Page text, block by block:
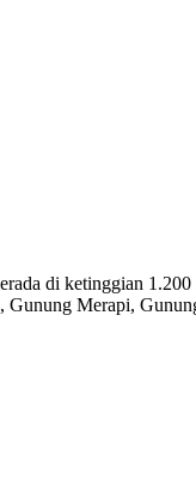
di ketinggian 1.200
Gunung Merapi,